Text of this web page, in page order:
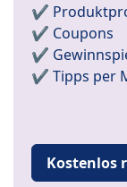
✔️
✔️ Coupons
✔️
✔️ Tipps per
Kostenlos